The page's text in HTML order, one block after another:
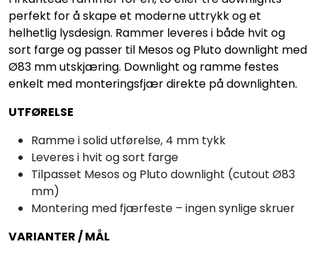
perfekt for å skape et moderne uttrykk og et
helhetlig lysdesign. Rammer leveres i både hvit og
sort farge og passer til Mesos og Pluto downlight med
Ø83 mm utskjæring. Downlight og ramme festes
enkelt med monteringsfjær direkte på downlighten.
UTFØRELSE
Ramme i solid utførelse, 4 mm tykk
Leveres i hvit og sort farge
Tilpasset Mesos og Pluto downlight (cutout Ø83
mm)
Montering med fjærfeste – ingen synlige skruer
VARIANTER / MÅL